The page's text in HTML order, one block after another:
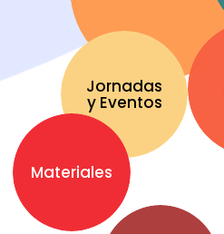
Materiales
Jornadas
y Eventos